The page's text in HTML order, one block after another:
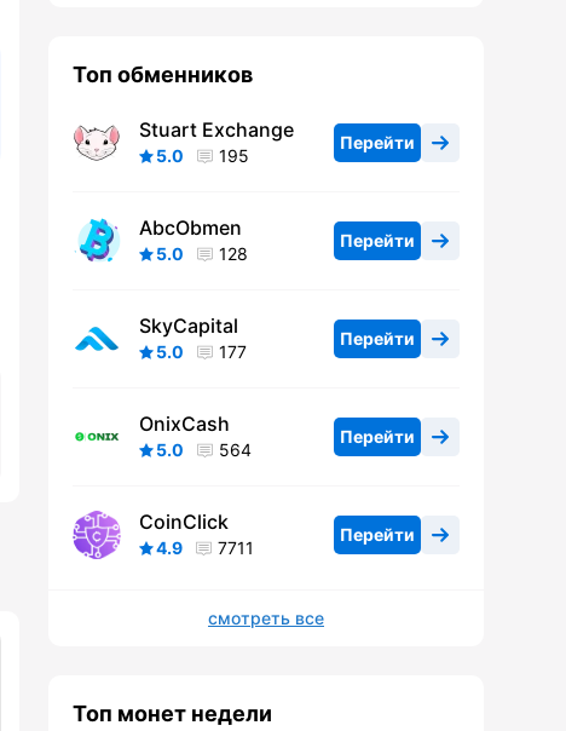
Топ обменников
Stuart Exchange
5.0 195
Перейти
AbcObmen
5.0 128
Перейти
SkyCapital
5.0 177
Перейти
OnixCash
5.0 564
Перейти
CoinClick
4.9 7711
Перейти
смотреть все
Топ монет недели